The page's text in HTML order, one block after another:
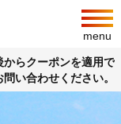
menu
らクーポンを適用で
い合わせください。